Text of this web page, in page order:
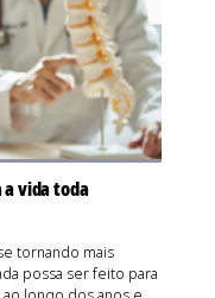
a vida toda
tornando mais
possa ser feito para